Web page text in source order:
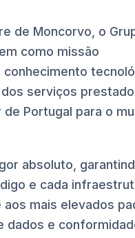
de Moncorvo, o
como missão
serviços
Portugal para o
absoluto,
e cada
aos mais elevados
dados e